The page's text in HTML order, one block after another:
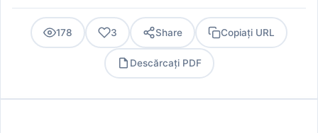
178 3 Share Copiați URL
Descărcați PDF